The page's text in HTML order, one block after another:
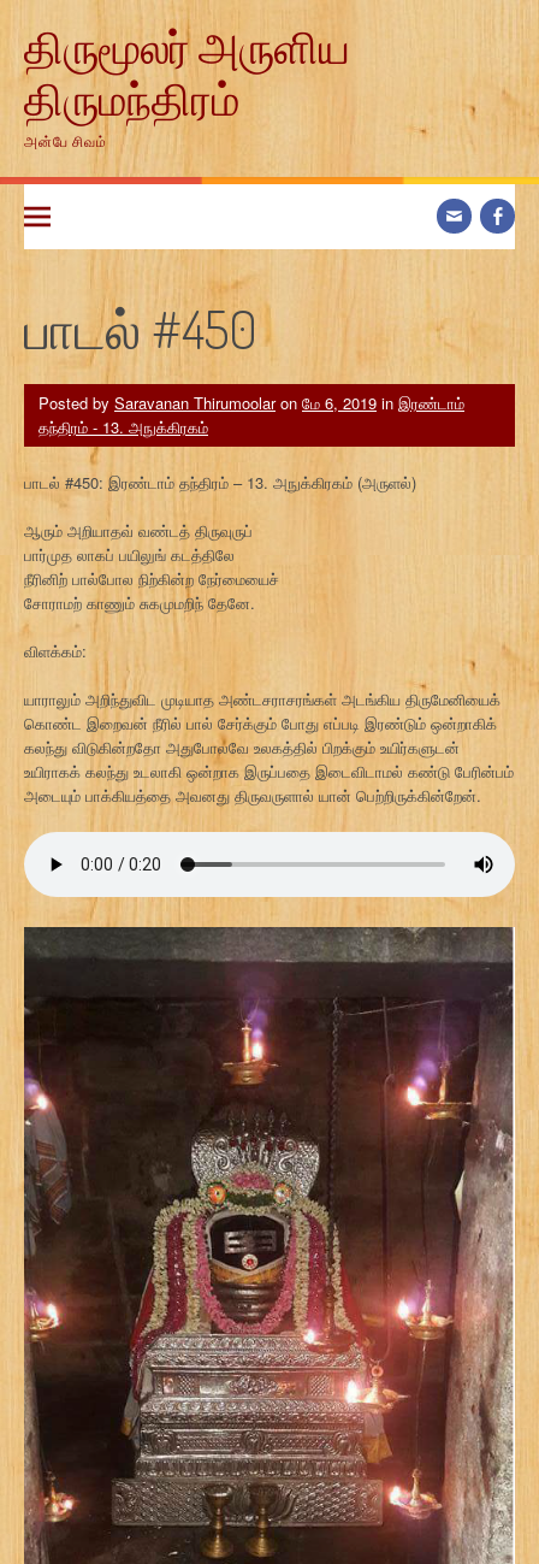
contentதிருமூலர் அருளிய
திருமந்திரம்
அன்பே சிவம்
பாடல் #450
Posted by Saravanan Thirumoolaron மே 6, 2019 in இரண்டாம்
தந்திரம் - 13. அநுக்கிரகம்
பாடல் #450: இரண்டாம் தந்திரம் – 13. அநுக்கிரகம் (அருளல்)
ஆரும் அறியாதவ் வண்டத் திருவுருப்
பார்முத லாகப் பயிலுங் கடத்திலே
நீரினிற் பால்போல நிற்கின்ற நேர்மையைச்
சோராமற் காணும் சுகமுமறிந் தேனே.
விளக்கம்:
யாராலும் அறிந்துவிட முடியாத அண்டசராசரங்கள் அடங்கிய திருமேனியைக்
கொண்ட இறைவன் நீரில் பால் சேர்க்கும் போது எப்படி இரண்டும் ஒன்றாகிக்
கலந்து விடுகின்றதோ அதுபோலவே உலகத்தில் பிறக்கும் உயிர்களுடன்
உயிராகக் கலந்து உடலாகி ஒன்றாக இருப்பதை இடைவிடாமல் கண்டு பேரின்பம்
அடையும் பாக்கியத்தை அவனது திருவருளால் யான் பெற்றிருக்கின்றேன்.